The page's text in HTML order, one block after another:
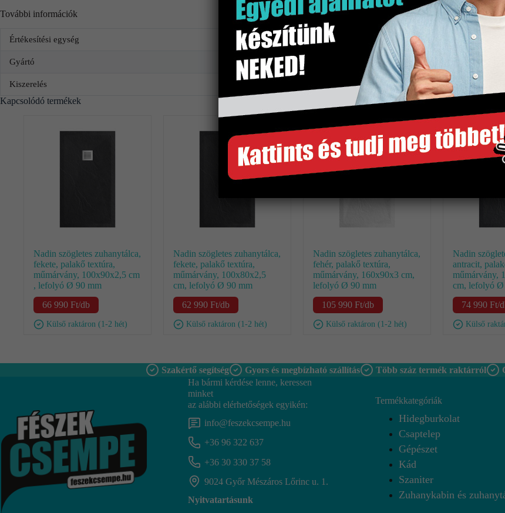
További információk
Értékesítési egység
Gyártó
Kiszerelés
Kapcsolódó termékek
Nadin szögletes zuhanytálca,
fekete, palakő textúra,
műmárvány, 100x90x2,5 cm
, lefolyó Ø 90 mm
66 990 Ft/db
Külső raktáron (1-2 hét)
Nadin szögletes zuhanytálca,
fekete, palakő textúra,
műmárvány, 100x80x2,5
cm, lefolyó Ø 90 mm
62 990 Ft/db
Külső raktáron (1-2 hét)
Nadin szögletes zuhanytálca,
fehér, palakő textúra,
műmárvány, 160x90x3 cm,
lefolyó Ø 90 mm
105 990 Ft/db
Külső raktáron (1-2 hét)
Nadin
antracit,
műmárvány,
cm, lefolyó Ø
74 990 Ft/
Külső
Szakértő segítség Gyors és megbízható szállítás Több száz termék raktárról
Ha bármi kérdése lenne, keressen
minket
az alábbi elérhetőségek egyikén:
info@feszekcsempe.hu
+36 96 322 637
+36 30 330 37 58
9024 Győr Mészáros Lőrinc u. 1.
Nyitvatartásunk
Termékkategóriák
Hidegburkolat
Csaptelep
Gépészet
Kád
Szaniter
Zuhanykabin és